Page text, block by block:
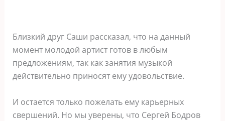
Близкий друг Саши рассказал, что на данный
момент молодой артист готов в любым
предложениям, так как занятия музыкой
действительно приносят ему удовольствие.
И остается только пожелать ему карьерных
свершений. Но мы уверены, что Сергей Бодров